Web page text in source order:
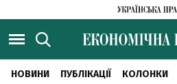
НОВИНИ ПУБЛІКАЦІЇ КОЛОНКИ